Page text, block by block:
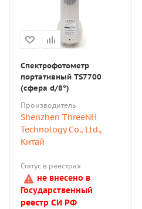
Спектрофотометр
портативный TS7700
(сфера d/8°)
Производитель
Shenzhen ThreeNH
Technology Co., Ltd.,
Китай
Статус в реестрах
не внесено в
Государственный
реестр СИ РФ